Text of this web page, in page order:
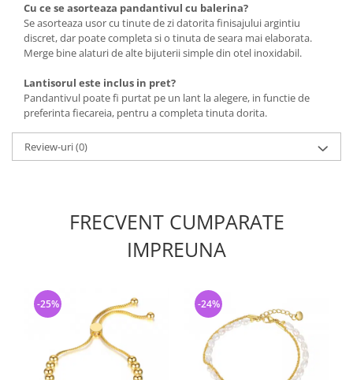
Cu ce se asorteaza pandantivul cu balerina?
Se asorteaza usor cu tinute de zi datorita finisajului argintiu
discret, dar poate completa si o tinuta de seara mai elaborata.
Merge bine alaturi de alte bijuterii simple din otel inoxidabil.
Lantisorul este inclus in pret?
Pandantivul poate fi purtat pe un lant la alegere, in functie de
preferinta fiecareia, pentru a completa tinuta dorita.
Review-uri(0)
FRECVENT CUMPARATE
IMPREUNA
-25% -24%